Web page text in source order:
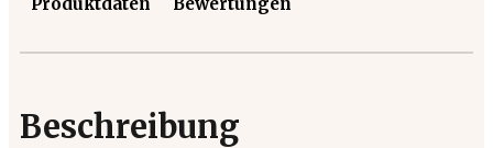
Beschreibung